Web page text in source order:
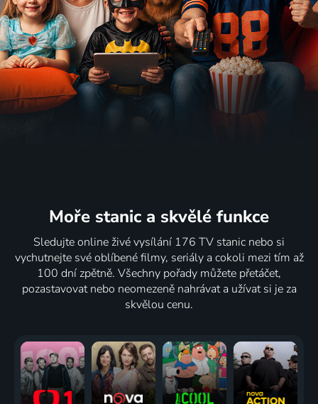
Moře stanic a skvělé funkce
Sledujte online živé vysílání 176 TV stanic nebo si
vychutnejte své oblíbené filmy, seriály a cokoli mezi tím až
100 dní zpětně. Všechny pořady můžete přetáčet,
pozastavovat nebo neomezeně nahrávat a užívat si je za
skvělou cenu.